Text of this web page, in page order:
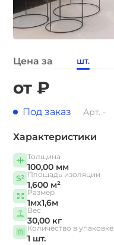
Цена за шт.
от ₽
Под заказ Арт. -
Характеристики
Толщина
100,00 мм
Площадь изоляции
1,600 м²
Размер
1мх1,6м
Вес
30,00 кг
Количество в упаковке
1 шт.